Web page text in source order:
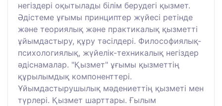
негіздері оқытылады білім берудегі қызмет.
Әдістеме ұғымы принциптер жүйесі ретінде
және теориялық және практикалық қызметті
ұйымдастыру, құру тәсілдері. Философиялық-
психологиялық, жүйелік-техникалық негіздер
әдіснамалар. "Қызмет" ұғымы қызметтің
құрылымдық компоненттері.
Ұйымдастырушылық мәдениеттің қызметі мен
түрлері. Қызмет шарттары. Ғылым